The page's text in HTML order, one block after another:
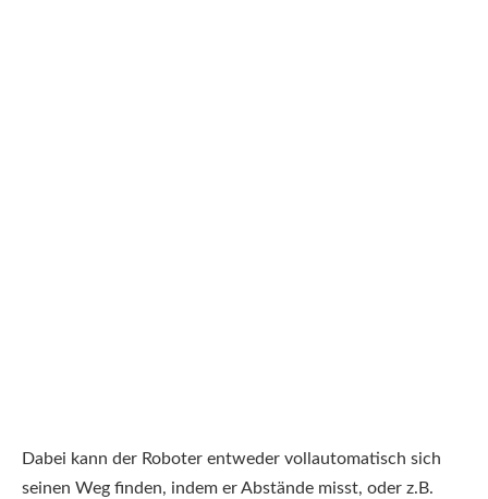
Dabei kann der Roboter entweder vollautomatisch sich
seinen Weg finden, indem er Abstände misst, oder z.B.